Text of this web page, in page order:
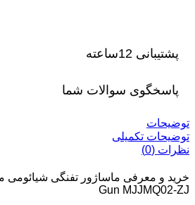
پشتیبانی 12ساعته
پاسخگوی سوالات شما
توضیحات
توضیحات تکمیلی
نظرات (0)
Gun MJJMQ02-ZJ